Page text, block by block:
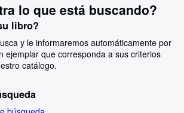
lo que está buscando?
libro?
y le informaremos automáticamente por
ejemplar que corresponda a sus criterios
catálogo.